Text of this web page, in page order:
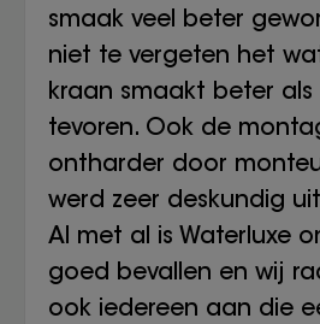
smaak veel beter
niet te vergeten het
kraan smaakt beter
tevoren. Ook de
ontharder door
werd zeer deskundig
Al met al is Waterluxe
goed bevallen en wij
ook iedereen aan die